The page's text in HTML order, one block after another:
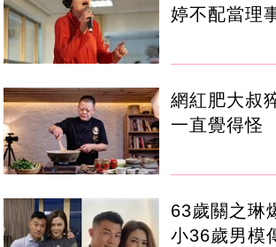
婷不配當理
網紅肥大叔
一直覺得怪
63歲關之琳
小36歲男模